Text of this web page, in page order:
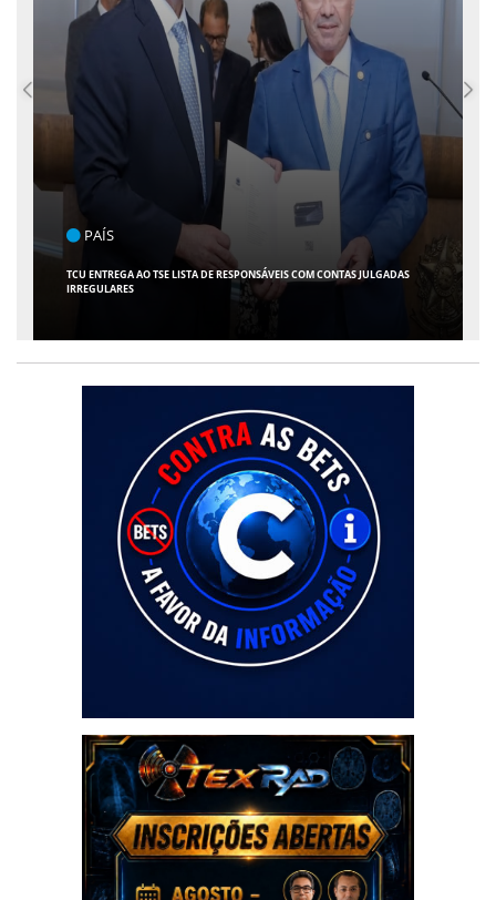
ENTRETENIMENTO
ARACAJU RECEBE ESPETÁCULO INFANTIL "SPIDEY E SEUS AMIGOS" COM
AVENTURA AO VIVO NO TEATRO ATHENEU